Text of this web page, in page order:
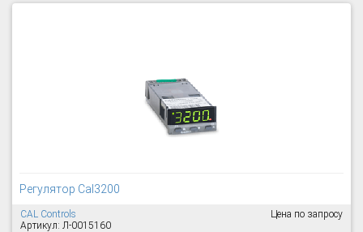
Регулятор Cal3200
CAL Controls
Артикул: Л-0015160
Цена по запросу